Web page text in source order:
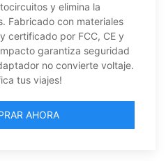
y elimina la
Fabricado con materiales
certificado por FCC, CE y
garantiza seguridad
no convierte voltaje.
tus viajes!
AHORA